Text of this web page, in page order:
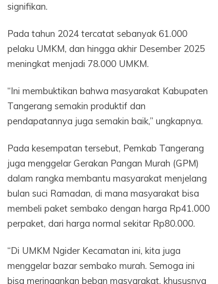
signifikan.
Pada tahun 2024 tercatat sebanyak 61.000
pelaku UMKM, dan hingga akhir Desember 2025
meningkat menjadi 78.000 UMKM.
“Ini membuktikan bahwa masyarakat Kabupaten
Tangerang semakin produktif dan
pendapatannya juga semakin baik,” ungkapnya.
Pada kesempatan tersebut, Pemkab Tangerang
juga menggelar Gerakan Pangan Murah (GPM)
dalam rangka membantu masyarakat menjelang
bulan suci Ramadan, di mana masyarakat bisa
membeli paket sembako dengan harga Rp41.000
perpaket, dari harga normal sekitar Rp80.000.
“Di UMKM Ngider Kecamatan ini, kita juga
menggelar bazar sembako murah. Semoga ini
bisa meringankan beban masyarakat, khususnya